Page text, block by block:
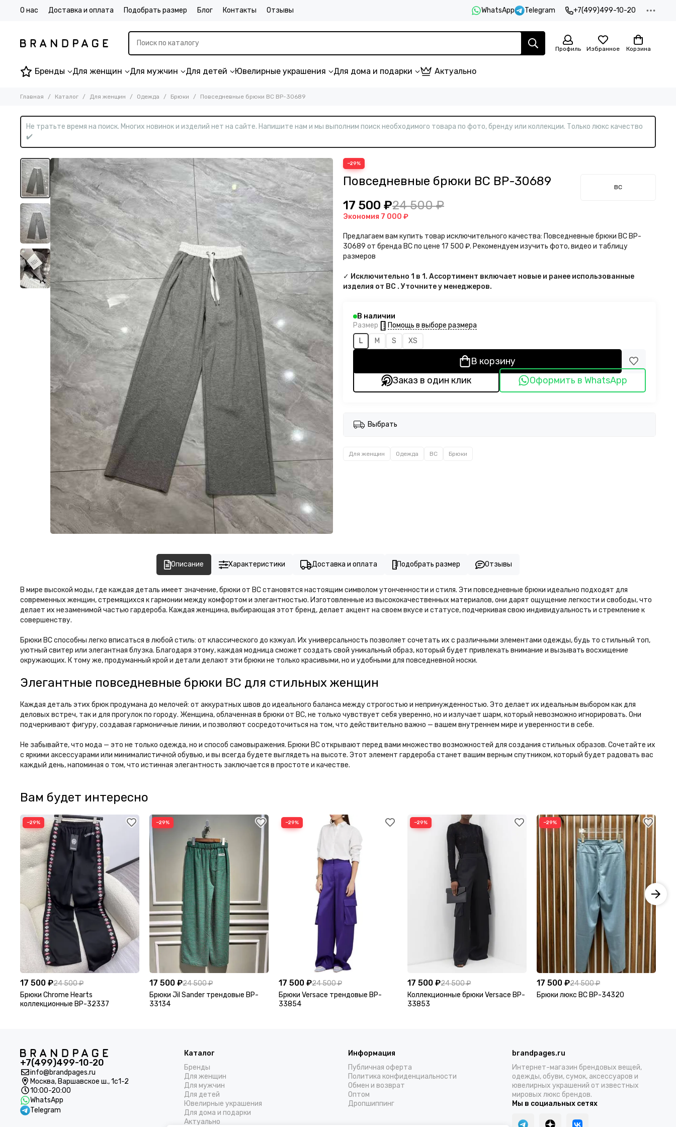
О нас Доставка и оплата Подобрать размер Блог Контакты Отзывы WhatsApp Telegram +7(499)499-10-20
Профиль Избранное Корзина
Бренды Для женщин Для мужчин Для детей Ювелирные украшения Для дома и подарки Актуально
Главная Каталог Для женщин Одежда Брюки Повседневные брюки BC BP-30689
Не тратьте время на поиск. Многих новинок и изделий нет на сайте. Напишите нам и мы выполним поиск необходимого товара по фото, бренду или коллекции. Только люкс качество
✔️
−29%
Повседневные брюки BC BP-30689
17 500 ₽24 500 ₽
Экономия 7 000 ₽
BC
Предлагаем вам купить товар исключительного качества: Повседневные брюки BC BP-
30689 от бренда BC по цене 17 500 ₽. Рекомендуем изучить фото, видео и таблицу
размеров
✓ Исключительно 1 в 1. Ассортимент включает новые и ранее использованные
изделия от BC . Уточните у менеджеров.
В наличии
Размер
Помощь в выборе размера
L
M S XS
В корзину
Заказ в один клик
Оформить в WhatsApp
Выбрать
Для женщин Одежда BC Брюки
Описание Характеристики Доставка и оплата Подобрать размер Отзывы
В мире высокой моды, где каждая деталь имеет значение, брюки от BC становятся настоящим символом утонченности и стиля. Эти повседневные брюки идеально подходят для
современных женщин, стремящихся к гармонии между комфортом и элегантностью. Изготовленные из высококачественных материалов, они дарят ощущение легкости и свободы, что
делает их незаменимой частью гардероба. Каждая женщина, выбирающая этот бренд, делает акцент на своем вкусе и статусе, подчеркивая свою индивидуальность и стремление к
совершенству.
Брюки BC способны легко вписаться в любой стиль: от классического до кэжуал. Их универсальность позволяет сочетать их с различными элементами одежды, будь то стильный топ,
уютный свитер или элегантная блузка. Благодаря этому, каждая модница сможет создать свой уникальный образ, который будет привлекать внимание и вызывать восхищение
окружающих. К тому же, продуманный крой и детали делают эти брюки не только красивыми, но и удобными для повседневной носки.
Элегантные повседневные брюки BC для стильных женщин
Каждая деталь этих брюк продумана до мелочей: от аккуратных швов до идеального баланса между строгостью и непринужденностью. Это делает их идеальным выбором как для
деловых встреч, так и для прогулок по городу. Женщина, облаченная в брюки от BC, не только чувствует себя уверенно, но и излучает шарм, который невозможно игнорировать. Они
подчеркивают фигуру, создавая гармоничные линии, и позволяют сосредоточиться на том, что действительно важно — вашем внутреннем мире и уверенности в себе.
Не забывайте, что мода — это не только одежда, но и способ самовыражения. Брюки BC открывают перед вами множество возможностей для создания стильных образов. Сочетайте их
с яркими аксессуарами или минималистичной обувью, и вы всегда будете выглядеть на высоте. Этот элемент гардероба станет вашим верным спутником, который будет радовать вас
каждый день, напоминая о том, что истинная элегантность заключается в простоте и качестве.
Вам будет интересно
−29%
17 500 ₽24 500 ₽
Брюки Chrome Hearts
коллекционные BP-32337
−29%
17 500 ₽24 500 ₽
Брюки Jil Sander трендовые BP-
33134
−29%
17 500 ₽24 500 ₽
Брюки Versace трендовые BP-
33854
−29%
17 500 ₽24 500 ₽
Коллекционные брюки Versace BP-
33853
−29%
17 500 ₽24 500 ₽
Брюки люкс BC BP-34320
+7(499)499-10-20
info@brandpages.ru
Москва, Варшавское ш., 1с1-2
10:00-20:00
WhatsApp
Telegram
Каталог
Бренды
Для женщин
Для мужчин
Для детей
Ювелирные украшения
Для дома и подарки
Актуально
Информация
Публичная оферта
Политика конфиденциальности
Обмен и возврат
Оптом
Дропшиппинг
brandpages.ru
Интернет-магазин брендовых вещей,
одежды, обуви, сумок, аксессуаров и
ювелирных украшений от известных
мировых люкс брендов.
Мы в социальных сетях